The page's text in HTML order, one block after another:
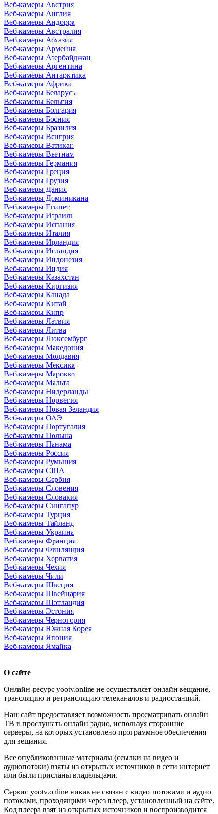
Веб-камеры Австрия
Веб-камеры Англия
Веб-камеры Андорра
Веб-камеры Австралия
Веб-камеры Абхазия
Веб-камеры Армения
Веб-камеры Азербайджан
Веб-камеры Аргентина
Веб-камеры Антарктика
Веб-камеры Африка
Веб-камеры Беларусь
Веб-камеры Бельгия
Веб-камеры Болгария
Веб-камеры Босния
Веб-камеры Бразилия
Веб-камеры Венгрия
Веб-камеры Ватикан
Веб-камеры Вьетнам
Веб-камеры Германия
Веб-камеры Греция
Веб-камеры Грузия
Веб-камеры Дания
Веб-камеры Доминикана
Веб-камеры Египет
Веб-камеры Израиль
Веб-камеры Испания
Веб-камеры Италия
Веб-камеры Ирландия
Веб-камеры Исландия
Веб-камеры Индонезия
Веб-камеры Индия
Веб-камеры Казахстан
Веб-камеры Киргизия
Веб-камеры Канада
Веб-камеры Китай
Веб-камеры Кипр
Веб-камеры Латвия
Веб-камеры Литва
Веб-камеры Люксембург
Веб-камеры Македония
Веб-камеры Молдавия
Веб-камеры Мексика
Веб-камеры Марокко
Веб-камеры Мальта
Веб-камеры Нидерланды
Веб-камеры Норвегия
Веб-камеры Новая Зеландия
Веб-камеры ОАЭ
Веб-камеры Португалия
Веб-камеры Польша
Веб-камеры Панама
Веб-камеры Россия
Веб-камеры Румыния
Веб-камеры США
Веб-камеры Сербия
Веб-камеры Словения
Веб-камеры Словакия
Веб-камеры Сингапур
Веб-камеры Турция
Веб-камеры Тайланд
Веб-камеры Украина
Веб-камеры Франция
Веб-камеры Финляндия
Веб-камеры Хорватия
Веб-камеры Чехия
Веб-камеры Чили
Веб-камеры Швеция
Веб-камеры Швейцария
Веб-камеры Шотландия
Веб-камеры Эстония
Веб-камеры Черногория
Веб-камеры Южная Корея
Веб-камеры Япония
Веб-камеры Ямайка
О сайте
Онлайн-ресурс yootv.online не осуществляет онлайн вещание,
трансляцию и ретрансляцию телеканалов и радиостанций.
Наш сайт предоставляет возможность просматривать онлайн
ТВ и прослушать онлайн радио, используя сторонние
серверы, на которых установлено программное обеспечения
для вещания.
Все опубликованные материалы (ссылки на видео и
аудиопотоки) взяты из открытых источников в сети интернет
или были присланы владельцами.
Сервис yootv.online никак не связан с видео-потоками и аудио-
потоками, проходящими через плеер, установленный на сайте.
Код плеера взят из открытых источников и воспроизводится